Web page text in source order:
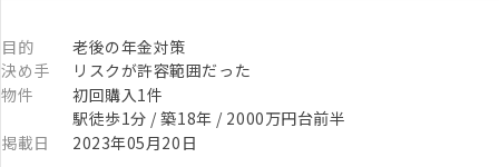
目的
老後の年金対策
決め手
リスクが許容範囲だった
物件
初回購入1件
駅徒歩1分 / 築18年 / 2000万円台前半
掲載日
2023年05月20日